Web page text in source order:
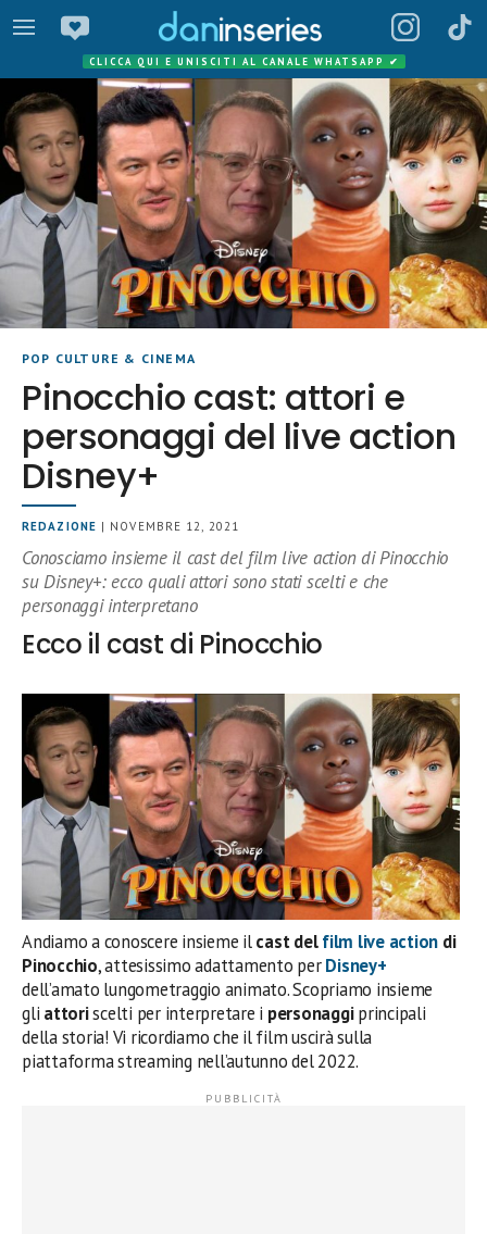
CLICCA QUI E UNISCITI AL CANALE WHATSAPP ✔
POP CULTURE & CINEMA
Pinocchio cast: attori e
personaggi del live action
Disney+
REDAZIONE | NOVEMBRE 12, 2021
Conosciamo insieme il cast del film live action di Pinocchio
su Disney+: ecco quali attori sono stati scelti e che
personaggi interpretano
Ecco il cast di Pinocchio
Andiamo a conoscere insieme ilcast delfilm live action di
Pinocchio, attesissimo adattamento perDisney+
dell’amato lungometraggio animato. Scopriamo insieme
gli attoriscelti per interpretare i personaggiprincipali
della storia! Vi ricordiamo che il film uscirà sulla
piattaforma streaming nell’autunno del 2022.